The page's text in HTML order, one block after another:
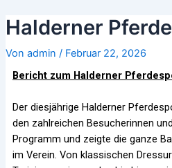
Inhalt
springen
Halderner
Von admin / Februar 22, 2026
Bericht zum Halderner
Der diesjährige Halderner
den zahlreichen Besucherinnen
Programm und zeigte die ganze
im Verein. Von klassischen
Navigation